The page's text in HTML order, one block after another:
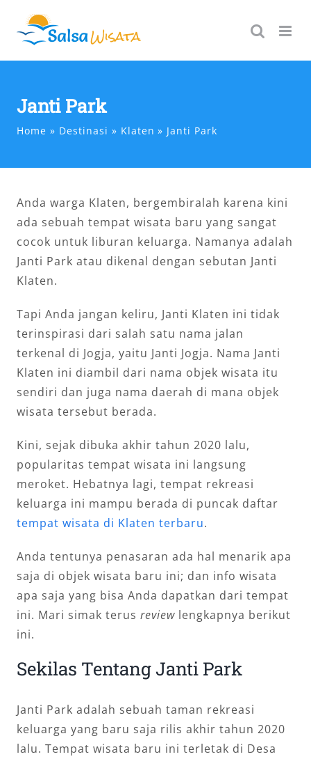
content
Janti Park
Home Destinasi Klaten Janti Park
Anda warga Klaten, bergembiralah karena kini
ada sebuah tempat wisata baru yang sangat
cocok untuk liburan keluarga. Namanya adalah
Janti Park atau dikenal dengan sebutan Janti
Klaten.
Tapi Anda jangan keliru, Janti Klaten ini tidak
terinspirasi dari salah satu nama jalan
terkenal di Jogja, yaitu Janti Jogja. Nama Janti
Klaten ini diambil dari nama objek wisata itu
sendiri dan juga nama daerah di mana objek
wisata tersebut berada.
Kini, sejak dibuka akhir tahun 2020 lalu,
popularitas tempat wisata ini langsung
meroket. Hebatnya lagi, tempat rekreasi
keluarga ini mampu berada di puncak daftar
tempat wisata di Klaten terbaru.
Anda tentunya penasaran ada hal menarik apa
saja di objek wisata baru ini; dan info wisata
apa saja yang bisa Anda dapatkan dari tempat
ini. Mari simak terus review lengkapnya berikut
ini.
Sekilas Tentang Janti Park
Janti Park adalah sebuah taman rekreasi
keluarga yang baru saja rilis akhir tahun 2020
lalu. Tempat wisata baru ini terletak di Desa